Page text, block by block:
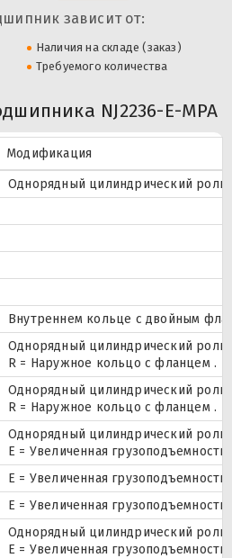
зависит от:
Наличия на складе (заказ)
Требуемого количества
NJ2236-E-MPA
Модификация
Однорядный цилиндрический
Внутреннем кольце с двойным
Однорядный цилиндрический
R = Наружное кольцо с фланцем .
Однорядный цилиндрический
R = Наружное кольцо с фланцем .
Однорядный цилиндрический
Е = Увеличенная грузоподъемность.
Е = Увеличенная грузоподъемность.
Е = Увеличенная грузоподъемность.
Однорядный цилиндрический
E = Увеличенная